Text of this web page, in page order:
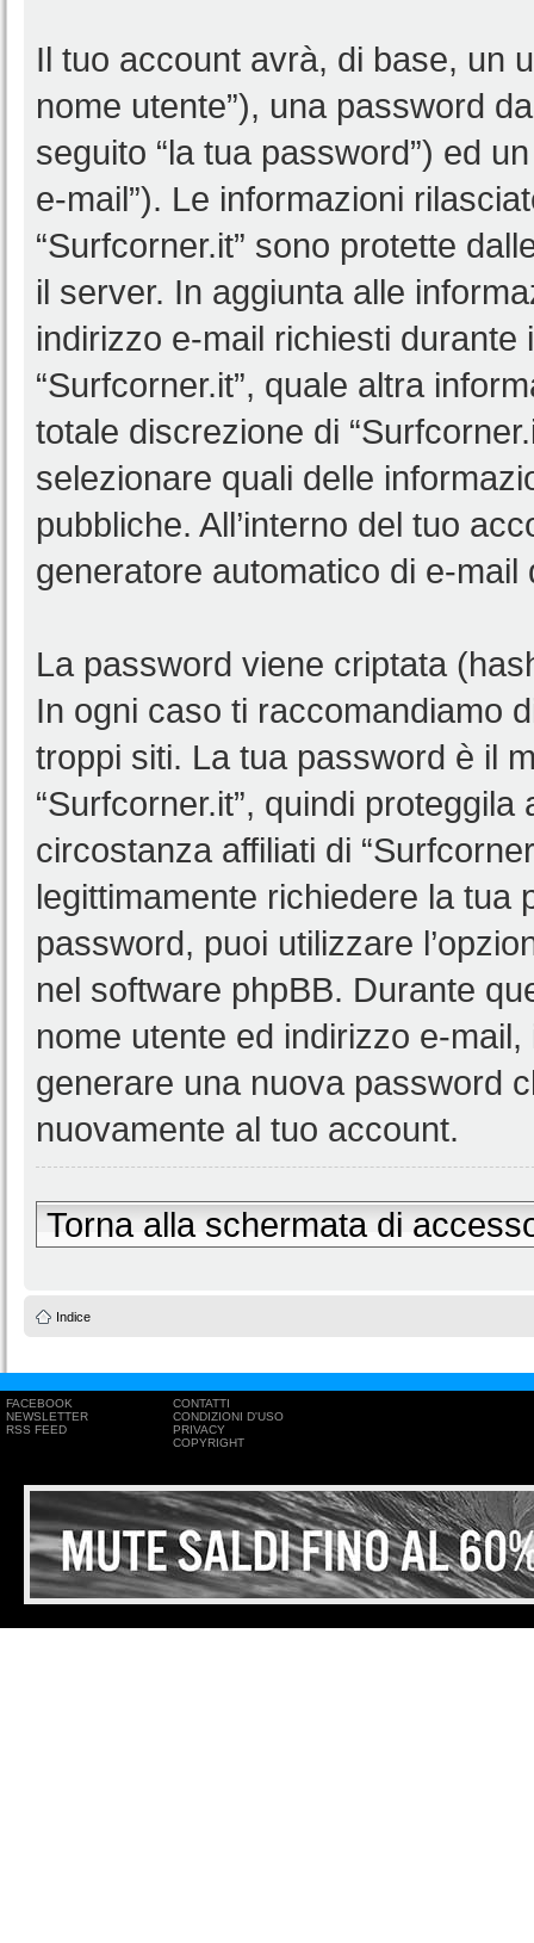
Il tuo account avrà, di base, un
nome utente”), una password
seguito “la tua password”) ed
e-mail”). Le informazioni
“Surfcorner.it” sono protette
il server. In aggiunta alle
indirizzo e-mail richiesti
“Surfcorner.it”, quale altra
totale discrezione di
selezionare quali delle
pubbliche. All’interno del tuo
generatore automatico di e-mail
La password viene criptata
In ogni caso ti raccomandiamo
troppi siti. La tua password è il
“Surfcorner.it”, quindi
circostanza affiliati di
legittimamente richiedere la tua
password, puoi utilizzare
nel software phpBB. Durante
nome utente ed indirizzo e-
generare una nuova password
nuovamente al tuo account.
Torna alla schermata di
Indice
FACEBOOK
NEWSLETTER
RSS FEED
CONTATTI
CONDIZIONI D'USO
PRIVACY
COPYRIGHT